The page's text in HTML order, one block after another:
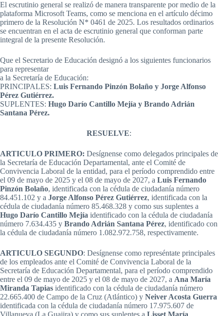
El escrutinio general se realizó de manera transparente por medio de la
plataforma Microsoft Teams, como se menciona en el artículo décimo
primero de la Resolución N* 0461 de 2025. Los resultados ordinarios
se encuentran en el acta de escrutinio general que conforman parte
integral de la presente Resolución.
Que el Secretario de Educación designó a los siguientes funcionarios
para representar
a la Secretaría de Educación:
PRINCIPALES: Luis Fernando Pinzón Bolaño y Jorge Alfonso
Pérez Gutiérrez.
SUPLENTES: Hugo Darío Cantillo Mejía y Brando Adrián
Santana Pérez.
RESUELVE:
ARTICULO PRIMERO: Desígnense como delegados principales de
la Secretaría de Educación Departamental, ante el Comité de
Convivencia Laboral de la entidad, para el período comprendido entre
el 09 de mayo de 2025 y el 08 de mayo de 2027, a Luis Fernando
Pinzón Bolaño, identificada con la cédula de ciudadanía número
84.451.102 y a Jorge Alfonso Pérez Gutiérrez, identificada con la
cédula de ciudadanía número 85.468.328 y como sus suplentes a
Hugo Darío Cantillo Mejía identificado con la cédula de ciudadanía
número 7.634.435 y Brando Adrián Santana Pérez, identificado con
la cédula de ciudadanía número 1.082.972.758, respectivamente.
ARTICULO SEGUNDO: Desígnense como represéntate principales
de los empleados ante el Comité de Convivencia Laboral de la
Secretaría de Educación Departamental, para el período comprendido
entre el 09 de mayo de 2025 y el 08 de mayo de 2027, a Ana María
Miranda Tapias identificado con la cédula de ciudadanía número
22.665.400 de Campo de la Cruz (Atlántico) y Neiver Acosta Guerra
identificada con la cédula de ciudadanía número 17.975.607 de
Villanueva (La Guajira) y como sus suplentes a Lisset María